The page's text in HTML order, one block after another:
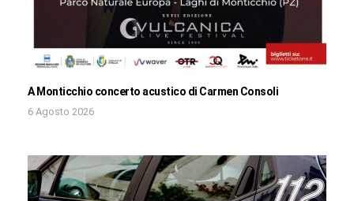
A Monticchio concerto acustico di Carmen Consoli
6 Agosto 2026